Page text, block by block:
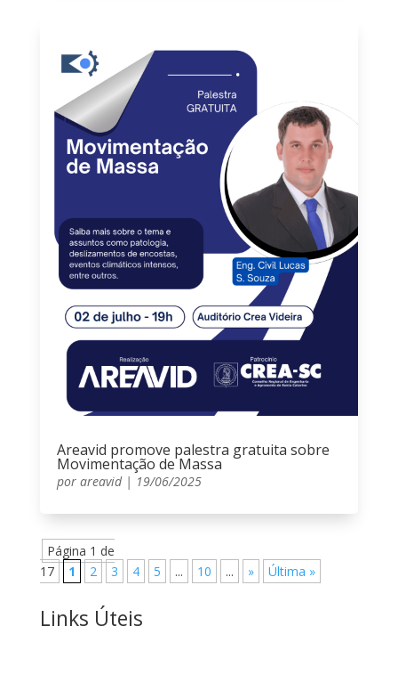
Areavid promove palestra gratuita sobre
Movimentação de Massa
por areavid| 19/06/2025
Página 1 de
17
1 2 3 4 5 ... 10 ... » Última »
Links Úteis